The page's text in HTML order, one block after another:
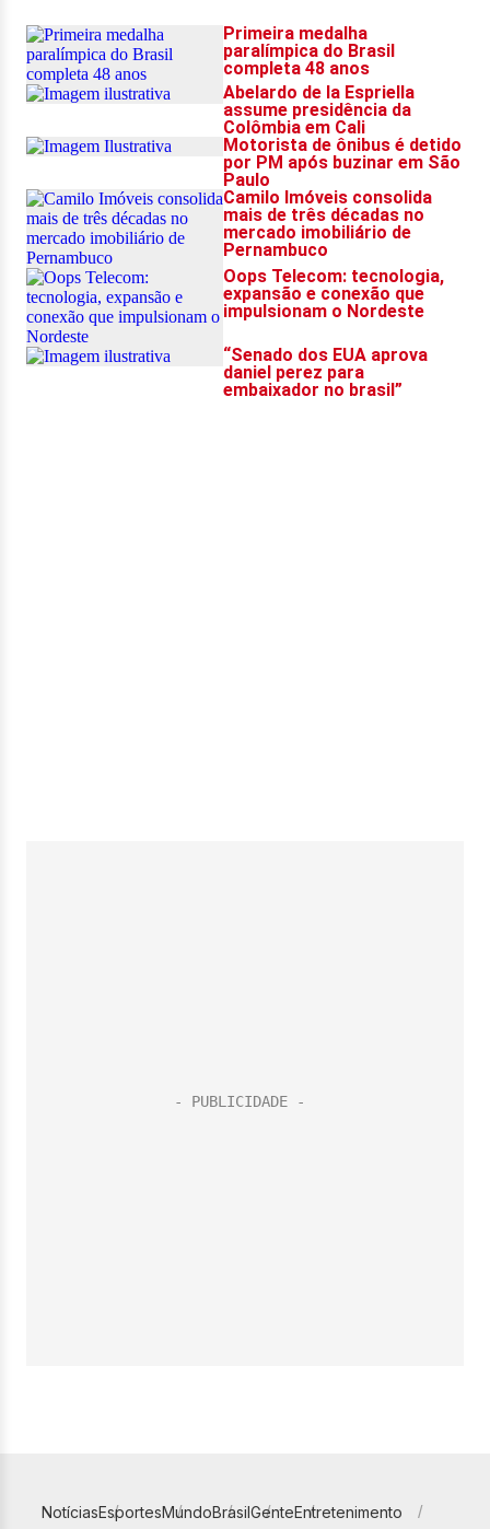
NotíciasEsportesMundoBrasilGenteEntretenimento